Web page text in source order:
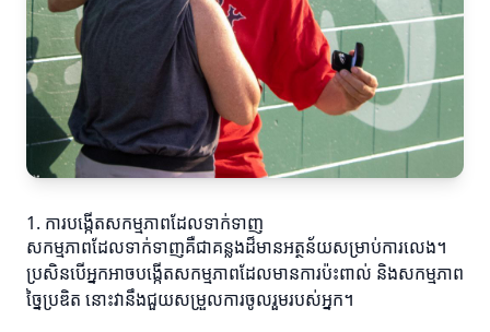
1. ការបង្កើតសកម្មភាពដែលទាក់ទាញ
សកម្មភាពដែលទាក់ទាញគឺជាគន្លងដ៏មានអត្ថន័យសម្រាប់ការលេង។
ប្រសិនបើអ្នកអាចបង្កើតសកម្មភាពដែលមានការប៉ះពាល់ និងសកម្មភាព
ច្នៃប្រឌិត នោះវានឹងជួយសម្រួលការចូលរួមរបស់អ្នក។